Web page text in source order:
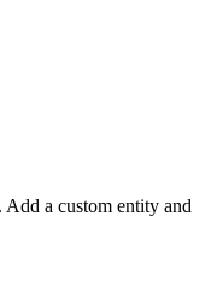
Add a custom entity and